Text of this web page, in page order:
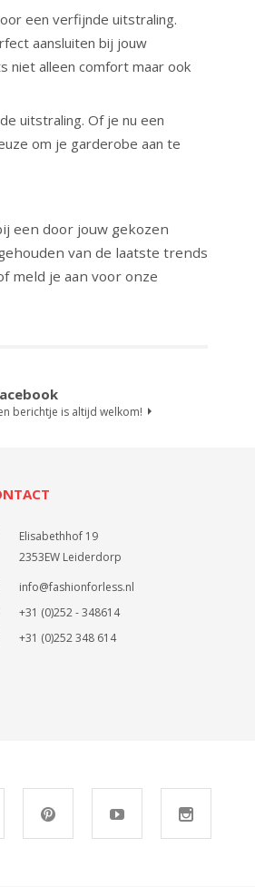
een verfijnde uitstraling.
aansluiten bij jouw
niet alleen comfort maar ook
uitstraling. Of je nu een
om je garderobe aan te
een door jouw gekozen
van de laatste trends
meld je aan voor onze
berichtje is altijd welkom!
Elisabethhof 19
2353EW Leiderdorp
info@fashionforless.nl
+31 (0)252 - 348614
+31 (0)252 348 614